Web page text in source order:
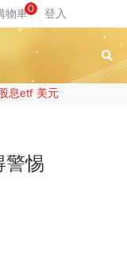
0
息etf 美元
警惕